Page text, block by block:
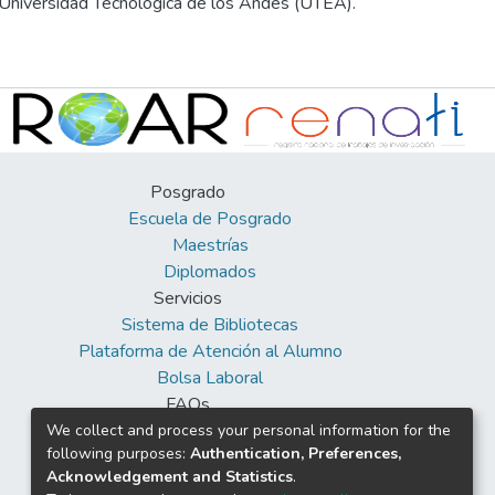
actitud neutra a la
vida. Forma de resultados
automedicación y calidad de
Posgrado
Escuela de Posgrado
Maestrías
Diplomados
Servicios
Sistema de Bibliotecas
Plataforma de Atención al Alumno
Bolsa Laboral
FAQs
Facebook
Twitter
Youtube
We collect and process your personal information for the
following purposes: Authentication, Preferences,
Acknowledgement and Statistics.